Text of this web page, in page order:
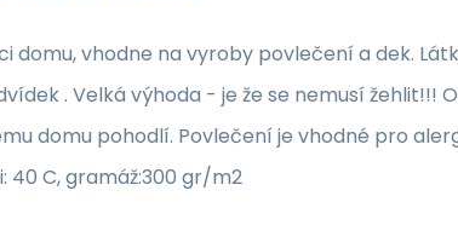
domu, vhodne na vyroby povlečení a dek.
. Velká výhoda - je že se nemusí žehlit!!!
domu pohodlí. Povlečení je vhodné pro
C, gramáž:300 gr/m2